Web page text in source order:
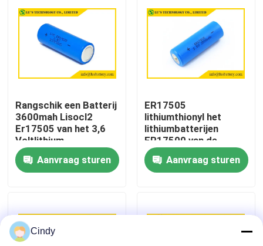
Fabrieksreis
Kwaliteitscontrole
Nieuws
Gevallen
Het Dioxydebatterij van het lithiummangaan
Rangschik een Batterij
3600mah Lisocl2
Er17505 van het 3,6
Voltlithium
Aanvraag sturen
ER17505
lithiumthionyl het
lithiumbatterijen
ER17500 van de
Chloridebatterij 3.6V
3400mah een
Groottelisocl2
Aanvraag sturen
Cindy